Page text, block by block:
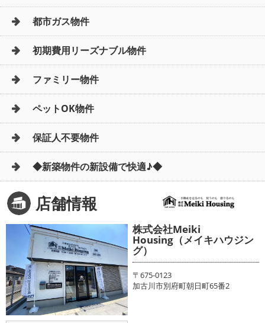
都市ガス物件
初期費用リーズナブル物件
ファミリー物件
ペットOK物件
保証人不要物件
◆新築物件の新設備で快適♪◆
店舗情報
株式会社Meiki
Housing（メイキハウジン
グ）
〒675-0123
加古川市別府町朝日町65番2